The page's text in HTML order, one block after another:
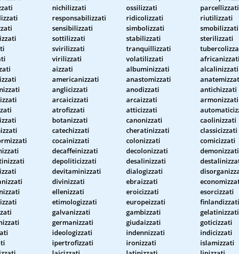
nichilizzati ossilizzati
parcellizzati
responsabilizzati ridicolizzati
riutilizzati
sensibilizzati simbolizzati
smobilizzati
sottilizzati stabilizzati
sterilizzati
svirilizzati tranquillizzati
virilizzati volatilizzati
africanizzati
aizzati albuminizzati
alcalinizzati
americanizzati anastomizzati
anglicizzati anodizzati
antichizzati
arcaicizzati arcaizzati
armonizzati
atrofizzati atticizzati
botanizzati canonizzati
caolinizzati
catechizzati cheratinizzati
classicizzati
cocainizzati colonizzati
comicizzati
decaffeinizzati decolonizzati
demonizzati
depoliticizzati desalinizzati
devitaminizzati dialogizzati
divinizzati ebraizzati
ellenizzati eroicizzati
esorcizzati
etimologizzati europeizzati
finlandizzati
galvanizzati gambizzati
gelatinizzati
germanizzati giudaizzati
goticizzati
ideologizzati indennizzati
indicizzati
ipertrofizzati ironizzati
islamizzati